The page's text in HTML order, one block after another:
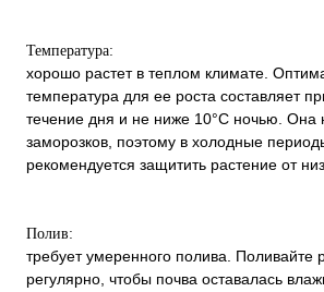
Температура:
хорошо растет в теплом климате.
температура для ее роста составляет
течение дня и не ниже 10°C ночью. Она
заморозков, поэтому в холодные
рекомендуется защитить растение от
Полив:
требует умеренного полива. Поливайте
регулярно, чтобы почва оставалась